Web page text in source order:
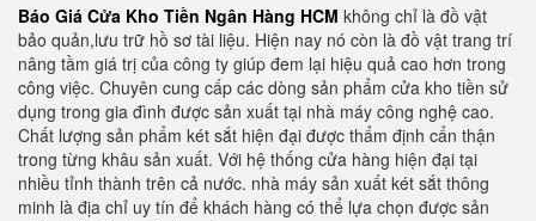
Báo Giá Cửa Kho Tiền Ngân Hàng HCM không chỉ là đồ vật
bảo quản,lưu trữ hồ sơ tài liệu. Hiện nay nó còn là đồ vật trang trí
nâng tầm giá trị của công ty giúp đem lại hiệu quả cao hơn trong
công việc. Chuyên cung cấp các dòng sản phẩm cửa kho tiền sử
dụng trong gia đình được sản xuất tại nhà máy công nghệ cao.
Chất lượng sản phẩm két sắt hiện đại được thẩm định cẩn thận
trong từng khâu sản xuất. Với hệ thống cửa hàng hiện đại tại
nhiều tỉnh thành trên cả nước. nhà máy sản xuất két sắt thông
minh là địa chỉ uy tín để khách hàng có thể lựa chọn được sản